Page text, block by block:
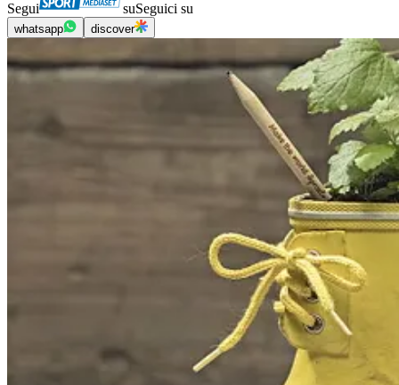
Segui suSeguici su
whatsapp discover